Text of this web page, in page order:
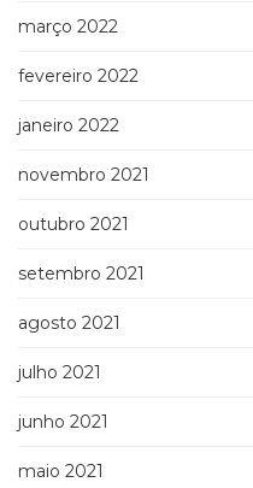
março 2022
fevereiro 2022
janeiro 2022
novembro 2021
outubro 2021
setembro 2021
agosto 2021
julho 2021
junho 2021
maio 2021